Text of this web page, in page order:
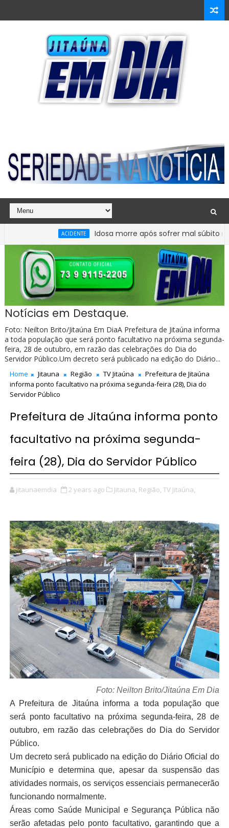
Idosa morre após sofrer mal súbito no
e caminhão na BR-330, no trecho do entroncamento de
Notícias em Destaque.
Foto: Neilton Brito/Jitaúna Em DiaA Prefeitura de Jitaúna informa
a toda população que será ponto facultativo na próxima segunda-
feira, 28 de outubro, em razão das celebrações do Dia do
Servidor Público.Um decreto será publicado na edição do Diário...
Home Jitauna Região TV Jitaúna
Prefeitura de Jitaúna
informa ponto facultativo na próxima segunda-feira (28), Dia do
Servidor Público
Prefeitura de Jitaúna informa ponto
facultativo na próxima segunda-
feira (28), Dia do Servidor Público
jitaunaemdia 2 years ago Jitauna, Região, TV Jitaúna,
Foto: Neilton Brito/Jitaúna Em Dia
A Prefeitura de Jitaúna informa a toda população que
será ponto facultativo na próxima segunda-feira, 28 de
outubro, em razão das celebrações do Dia do Servidor
Público.
Um decreto será publicado na edição do Diário Oficial do
Município e determina que, apesar da suspensão das
atividades normais, os serviços essenciais permanecerão
funcionando normalmente.
Áreas como Saúde Municipal e Segurança Pública não
serão afetadas pelo ponto facultativo, garantindo que a